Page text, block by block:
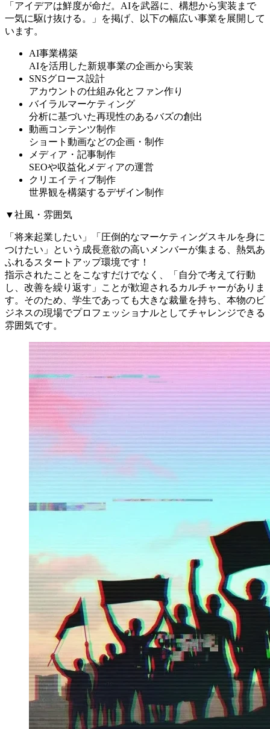
「アイデアは鮮度が命だ。AIを武器に、構想から実装まで
一気に駆け抜ける。」を掲げ、以下の幅広い事業を展開して
います。
AI事業構築
AIを活用した新規事業の企画から実装
SNSグロース設計
アカウントの仕組み化とファン作り
バイラルマーケティング
分析に基づいた再現性のあるバズの創出
動画コンテンツ制作
ショート動画などの企画・制作
メディア・記事制作
SEOや収益化メディアの運営
クリエイティブ制作
世界観を構築するデザイン制作
▼社風・雰囲気
「将来起業したい」「圧倒的なマーケティングスキルを身に
つけたい」という成長意欲の高いメンバーが集まる、熱気あ
ふれるスタートアップ環境です！
指示されたことをこなすだけでなく、「自分で考えて行動
し、改善を繰り返す」ことが歓迎されるカルチャーがありま
す。そのため、学生であっても大きな裁量を持ち、本物のビ
ジネスの現場でプロフェッショナルとしてチャレンジできる
雰囲気です。